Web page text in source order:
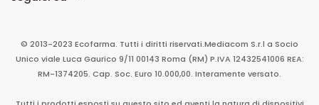
© 2013-2023 Ecofarma. Tutti i diritti riservati.Mediacom S.r.l a Socio
Unico viale Luca Gaurico 9/11 00143 Roma (RM) P.IVA 12432541006 REA:
RM-1374205. Cap. Soc. Euro 10.000,00. Interamente versato.